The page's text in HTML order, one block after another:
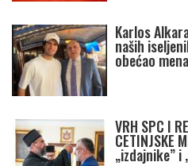
Karlos
naših
obećao
VRH SPC I
CETINJSKE
„izdajnike”